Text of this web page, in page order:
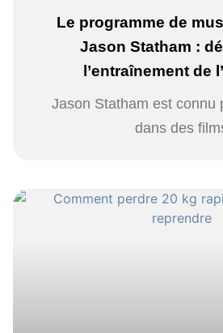
Le programme de
Jason Statham :
l’entraînement de
Jason Statham est connu
dans des